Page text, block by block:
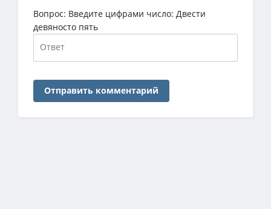
Вопрос: Введите цифрами число: Двести
девяносто пять
Отправить комментарий